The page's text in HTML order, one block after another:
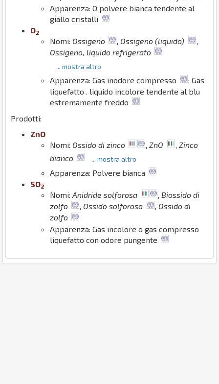
Apparenza: O polvere bianca tendente al
giallo cristalli
O2
Nomi: Ossigeno , Ossigeno (liquido)
,
Ossigeno, liquido refrigerato
... mostra altro
Apparenza: Gas inodore compresso
; Gas
liquefatto . liquido incolore tendente al blu
estremamente freddo
Prodotti:
ZnO
Nomi: Ossido di zinco ,ZnO , Zinco
bianco
... mostra altro
Apparenza: Polvere bianca
SO2
Nomi: Anidride solforosa , Biossido di
zolfo
, Ossido solforoso , Ossido di
zolfo
Apparenza: Gas incolore o gas compresso
liquefatto con odore pungente